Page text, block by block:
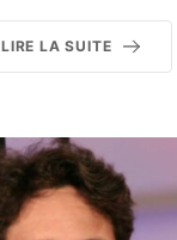
LIRE LA SUITE